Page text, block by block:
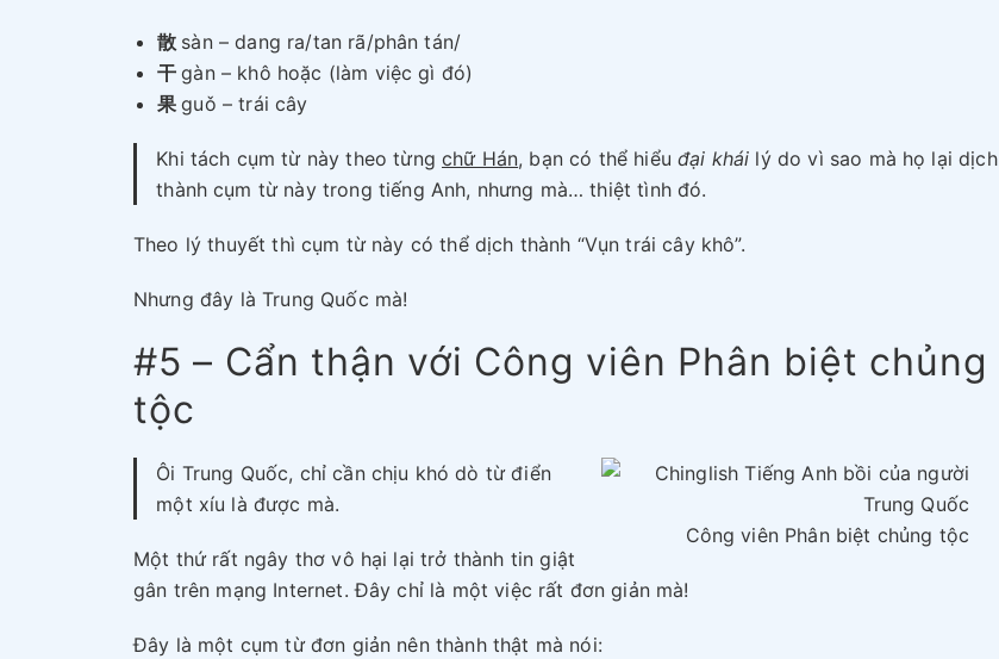
散 sàn – dang ra/tan rã/phân tán/
干gàn – khô hoặc (làm việc gì đó)
果guǒ – trái cây
Khi tách cụm từ này theo từng chữ Hán, bạn có thể hiểuđại khái lý do vì sao mà họ lại dịch
thành cụm từ này trong tiếng Anh, nhưng mà… thiệt tình đó.
Theo lý thuyết thì cụm từ này có thể dịch thành “Vụn trái cây khô”.
Nhưng đây là Trung Quốc mà!
#5 – Cẩn thận với Công viên Phân biệt chủng
tộc
Công viên Phân biệt chủng tộc
Ôi Trung Quốc, chỉ cần chịu khó dò từ điển
một xíu là được mà.
Một thứ rất ngây thơ vô hại lại trở thành tin giật
gân trên mạng Internet. Đây chỉ là một việc rất đơn giản mà!
Đây là một cụm từ đơn giản nên thành thật mà nói: